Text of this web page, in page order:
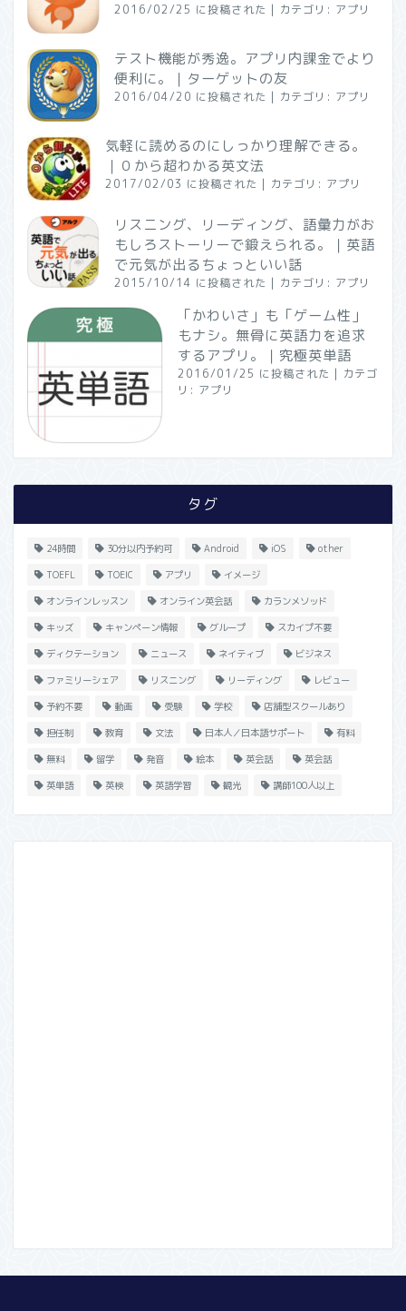
2016/02/25 に投稿された | カテゴリ: アプリ
テスト機能が秀逸。アプリ内課金でより
便利に。｜ターゲットの友
2016/04/20 に投稿された | カテゴリ: アプリ
気軽に読めるのにしっかり理解できる。
｜０から超わかる英文法
2017/02/03 に投稿された | カテゴリ: アプリ
リスニング、リーディング、語彙力がお
もしろストーリーで鍛えられる。｜英語
で元気が出るちょっといい話
2015/10/14 に投稿された | カテゴリ: アプリ
「かわいさ」も「ゲーム性」
もナシ。無骨に英語力を追求
するアプリ。｜究極英単語
2016/01/25 に投稿された | カテゴ
リ: アプリ
タグ
24時間 30分以内予約可 Android iOS other
TOEFL TOEIC アプリ イメージ
オンラインレッスン オンライン英会話 カランメソッド
キッズ キャンペーン情報 グループ スカイプ不要
ディクテーション ニュース ネイティブ ビジネス
ファミリーシェア リスニング リーディング レビュー
予約不要 動画 受験 学校 店舗型スクールあり
担任制 教育 文法 日本人／日本語サポート 有料
無料 留学 発音 絵本 英会話 英会話
英単語 英検 英語学習 観光 講師100人以上